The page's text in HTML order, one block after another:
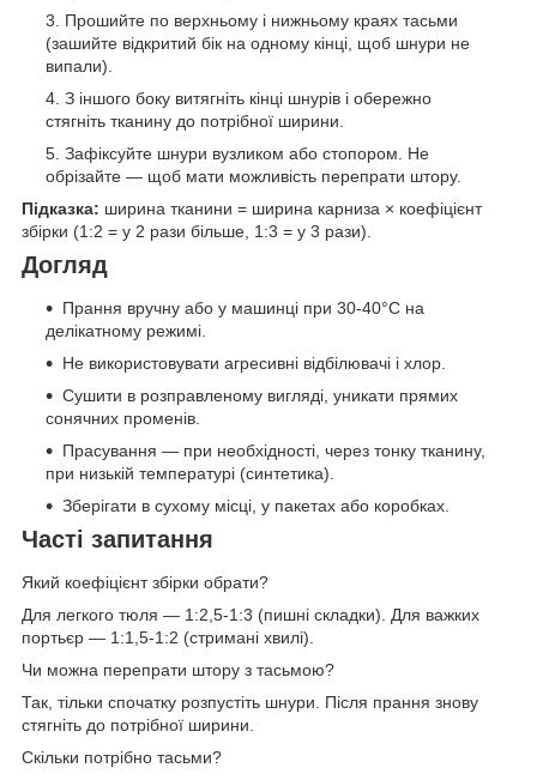
Прошийте по верхньому і нижньому краях тасьми
(зашийте відкритий бік на одному кінці, щоб шнури не
випали).
З іншого боку витягніть кінці шнурів і обережно
стягніть тканину до потрібної ширини.
Зафіксуйте шнури вузликом або стопором. Не
обрізайте — щоб мати можливість перепрати штору.
Підказка: ширина тканини = ширина карниза × коефіцієнт
збірки (1:2 = у 2 рази більше, 1:3 = у 3 рази).
Догляд
Прання вручну або у машинці при 30-40°C на
делікатному режимі.
Не використовувати агресивні відбілювачі і хлор.
Сушити в розправленому вигляді, уникати прямих
сонячних променів.
Прасування — при необхідності, через тонку тканину,
при низькій температурі (синтетика).
Зберігати в сухому місці, у пакетах або коробках.
Часті запитання
Який коефіцієнт збірки обрати?
Для легкого тюля — 1:2,5-1:3 (пишні складки). Для важких
портьєр — 1:1,5-1:2 (стримані хвилі).
Чи можна перепрати штору з тасьмою?
Так, тільки спочатку розпустіть шнури. Після прання знову
стягніть до потрібної ширини.
Скільки потрібно тасьми?